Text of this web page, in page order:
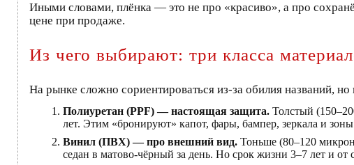
Иными словами, плёнка — это не про «красиво», а про
цене при продаже.
Из чего выбирают: три класса
На рынке сложно сориентироваться из-за обилия названий, но
Полиуретан (PPF) — настоящая защита. Толстый
лет. Этим «бронируют» капот, фары, бампер, зеркала и
Винил (ПВХ) — про внешний вид. Тоньше (80–120
седан в матово-чёрный за день. Но срок жизни 3–7 лет и